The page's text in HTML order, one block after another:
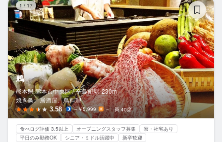
1 / 17
鶫
熊本県 熊本市中央区 / 辛島町駅 230m
焼き鳥、居酒屋、鳥料理
3.58 ～￥5,999 － 40席
食べログ評価 3.5以上 オープニングスタッフ募集
寮・社宅あり
平日のみ勤務OK
シニア・ミドル活躍中 新卒歓迎